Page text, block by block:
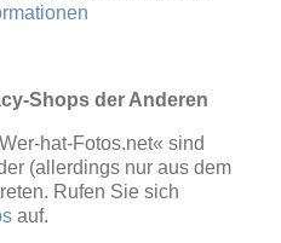
Shops der Anderen
hat-Fotos.net« sind
(allerdings nur aus dem
Rufen Sie sich
auf.